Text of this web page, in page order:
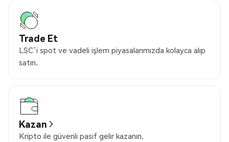
Trade Et
LSC’i spot ve vadeli işlem piyasalarımızda kolayca alıp
satın.
Kazan
Kripto ile güvenli pasif gelir kazanın.